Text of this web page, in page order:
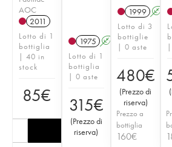
AOC
2011
Lotto di 1
bottiglia
| 40 in
stock
85€
1975 A
Lotto di 1
bottiglia
| 0 aste
315€
(Prezzo di
riserva)
1999 A
Lotto di 3
bottiglie
| 0 aste
480€
(Prezzo di
riserva)
Prezzo a
bottiglia
160€
(